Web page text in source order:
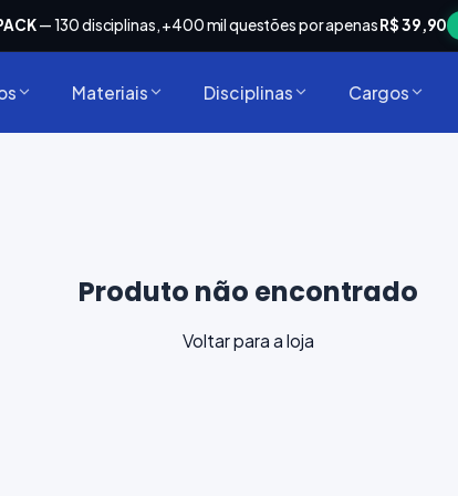
— 130 disciplinas, +400 mil questões por apenasR$ 39,90
Materiais Disciplinas Cargos
Produto não encontrado
Voltar para a loja